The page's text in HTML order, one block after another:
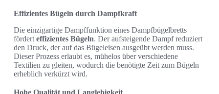
Effizientes Bügeln durch Dampfkraft
Die einzigartige Dampffunktion eines Dampfbügelbretts
fördert effizientes Bügeln. Der aufsteigende Dampf reduziert
den Druck, der auf das Bügeleisen ausgeübt werden muss.
Dieser Prozess erlaubt es, mühelos über verschiedene
Textilien zu gleiten, wodurch die benötigte Zeit zum Bügeln
erheblich verkürzt wird.